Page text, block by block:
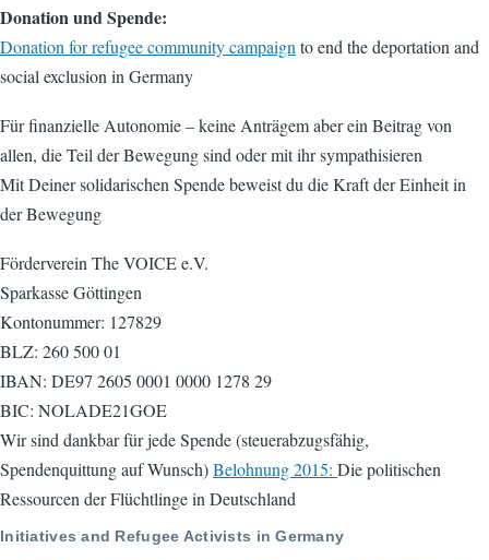
Donation und Spende:
Donation for refugee community campaignto end the deportation and
social exclusion in Germany
Für finanzielle Autonomie – keine Anträgem aber ein Beitrag von
allen, die Teil der Bewegung sind oder mit ihr sympathisieren
Mit Deiner solidarischen Spende beweist du die Kraft der Einheit in
der Bewegung
Förderverein The VOICE e.V.
Sparkasse Göttingen
Kontonummer: 127829
BLZ: 260 500 01
IBAN: DE97 2605 0001 0000 1278 29
BIC: NOLADE21GOE
Wir sind dankbar für jede Spende (steuerabzugsfähig,
Spendenquittung auf Wunsch)Belohnung 2015: Die politischen
Ressourcen der Flüchtlinge in Deutschland
Initiatives and Refugee Activists in Germany